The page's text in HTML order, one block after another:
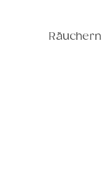
Räuchern